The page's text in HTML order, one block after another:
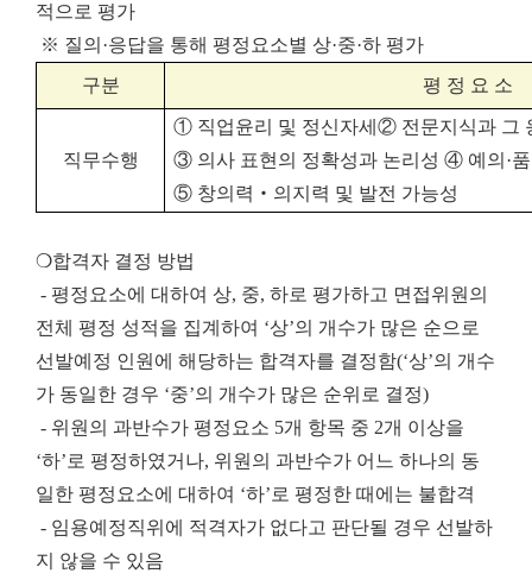
적으로 평가
※ 질의·응답을 통해 평정요소별 상·중·하 평가
구분
평 정 요 소
직무수행
① 직업윤리 및 정신자세 ② 전문지식과 그
③ 의사 표현의 정확성과 논리성 ④ 예의 ·
⑤ 창의력 ‧ 의지력 및 발전 가능성
❍합격자 결정 방법
- 평정요소에 대하여 상, 중, 하로 평가하고 면접위원의
전체 평정 성적을 집계하여 ‘상’의 개수가 많은 순으로
선발예정 인원에 해당하는 합격자를 결정함(‘상’의 개수
가 동일한 경우 ‘중’의 개수가 많은 순위로 결정)
- 위원의 과반수가 평정요소 5개 항목 중 2개 이상을
‘하’로 평정하였거나, 위원의 과반수가 어느 하나의 동
일한 평정요소에 대하여 ‘하’로 평정한 때에는 불합격
- 임용예정직위에 적격자가 없다고 판단될 경우 선발하
지 않을 수 있음